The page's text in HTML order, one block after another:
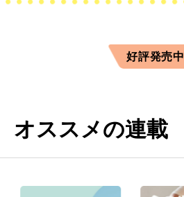
好評発売中
オススメの連載